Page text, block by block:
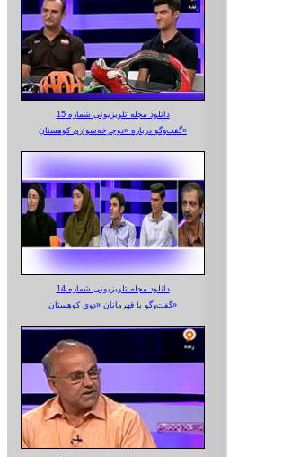
دانلود مجله تلویزیونی شماره 15
گفت‌وگو درباره «دوچرخه‌سواری کوهستان»
دانلود مجله تلویزیونی شماره 14
گفت‌وگو با قهرمانان «دوی کوهستان»